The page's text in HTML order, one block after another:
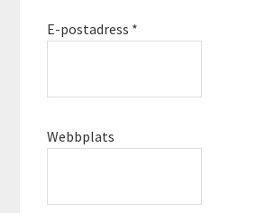
E-postadress *
Webbplats